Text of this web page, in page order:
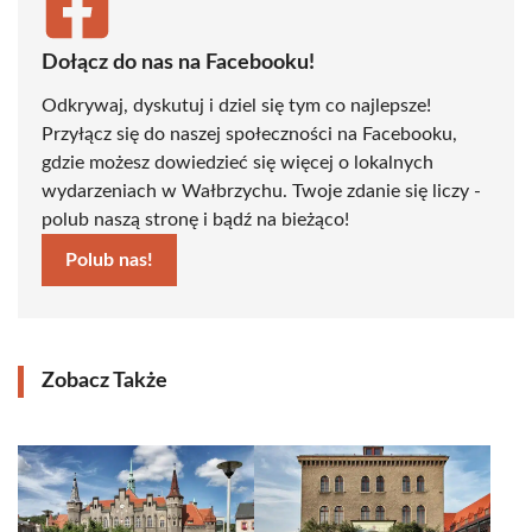
Dołącz do nas na Facebooku!
Odkrywaj, dyskutuj i dziel się tym co najlepsze!
Przyłącz się do naszej społeczności na Facebooku,
gdzie możesz dowiedzieć się więcej o lokalnych
wydarzeniach w Wałbrzychu. Twoje zdanie się liczy -
polub naszą stronę i bądź na bieżąco!
Polub nas!
Zobacz Także